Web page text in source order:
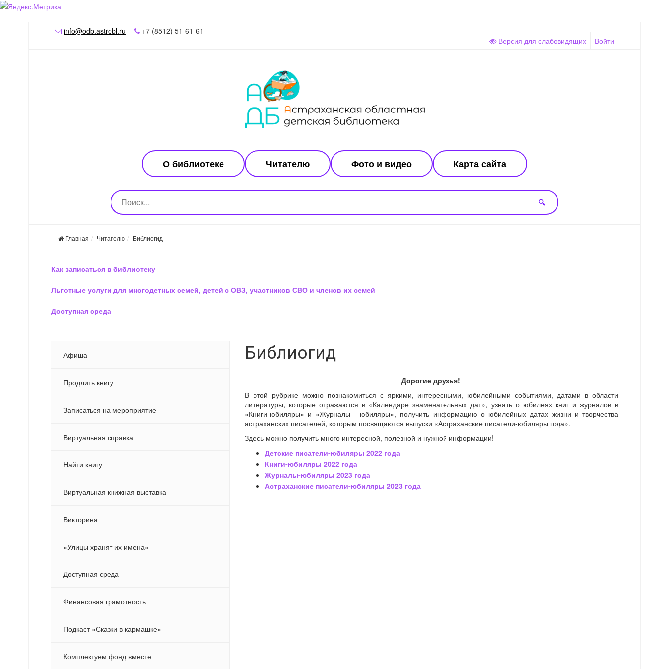
info@odb.astrobl.ru
+7 (8512) 51-61-61
Версия для слабовидящих
Войти
О библиотеке Читателю Фото и видео Карта сайта
🔍
Главная Читателю Библиогид
Как записаться в библиотеку
Льготные услуги для многодетных семей, детей с ОВЗ, участников СВО и членов их семей
Доступная среда
Афиша
Продлить книгу
Записаться на мероприятие
Виртуальная справка
Найти книгу
Виртуальная книжная выставка
Викторина
«Улицы хранят их имена»
Доступная среда
Финансовая грамотность
Подкаст «Сказки в кармашке»
Комплектуем фонд вместе
Библиогид
Дорогие друзья!
В этой рубрике можно познакомиться с яркими, интересными, юбилейными событиями, датами в области
литературы, которые отражаются в «Календаре знаменательных дат», узнать о юбилеях книг и журналов в
«Книги-юбиляры» и «Журналы - юбиляры», получить информацию о юбилейных датах жизни и творчества
астраханских писателей, которым посвящаются выпуски «Астраханские писатели-юбиляры года».
Здесь можно получить много интересной, полезной и нужной информации!
Детские писатели-юбиляры 2022 года
Книги-юбиляры 2022 года
Журналы-юбиляры 2023 года
Астраханские писатели-юбиляры 2023 года